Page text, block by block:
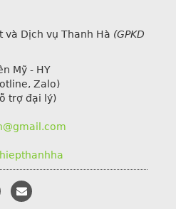
và Dịch vụ Thanh Hà (GPKD
Mỹ - HY
Zalo)
trợ đại lý)